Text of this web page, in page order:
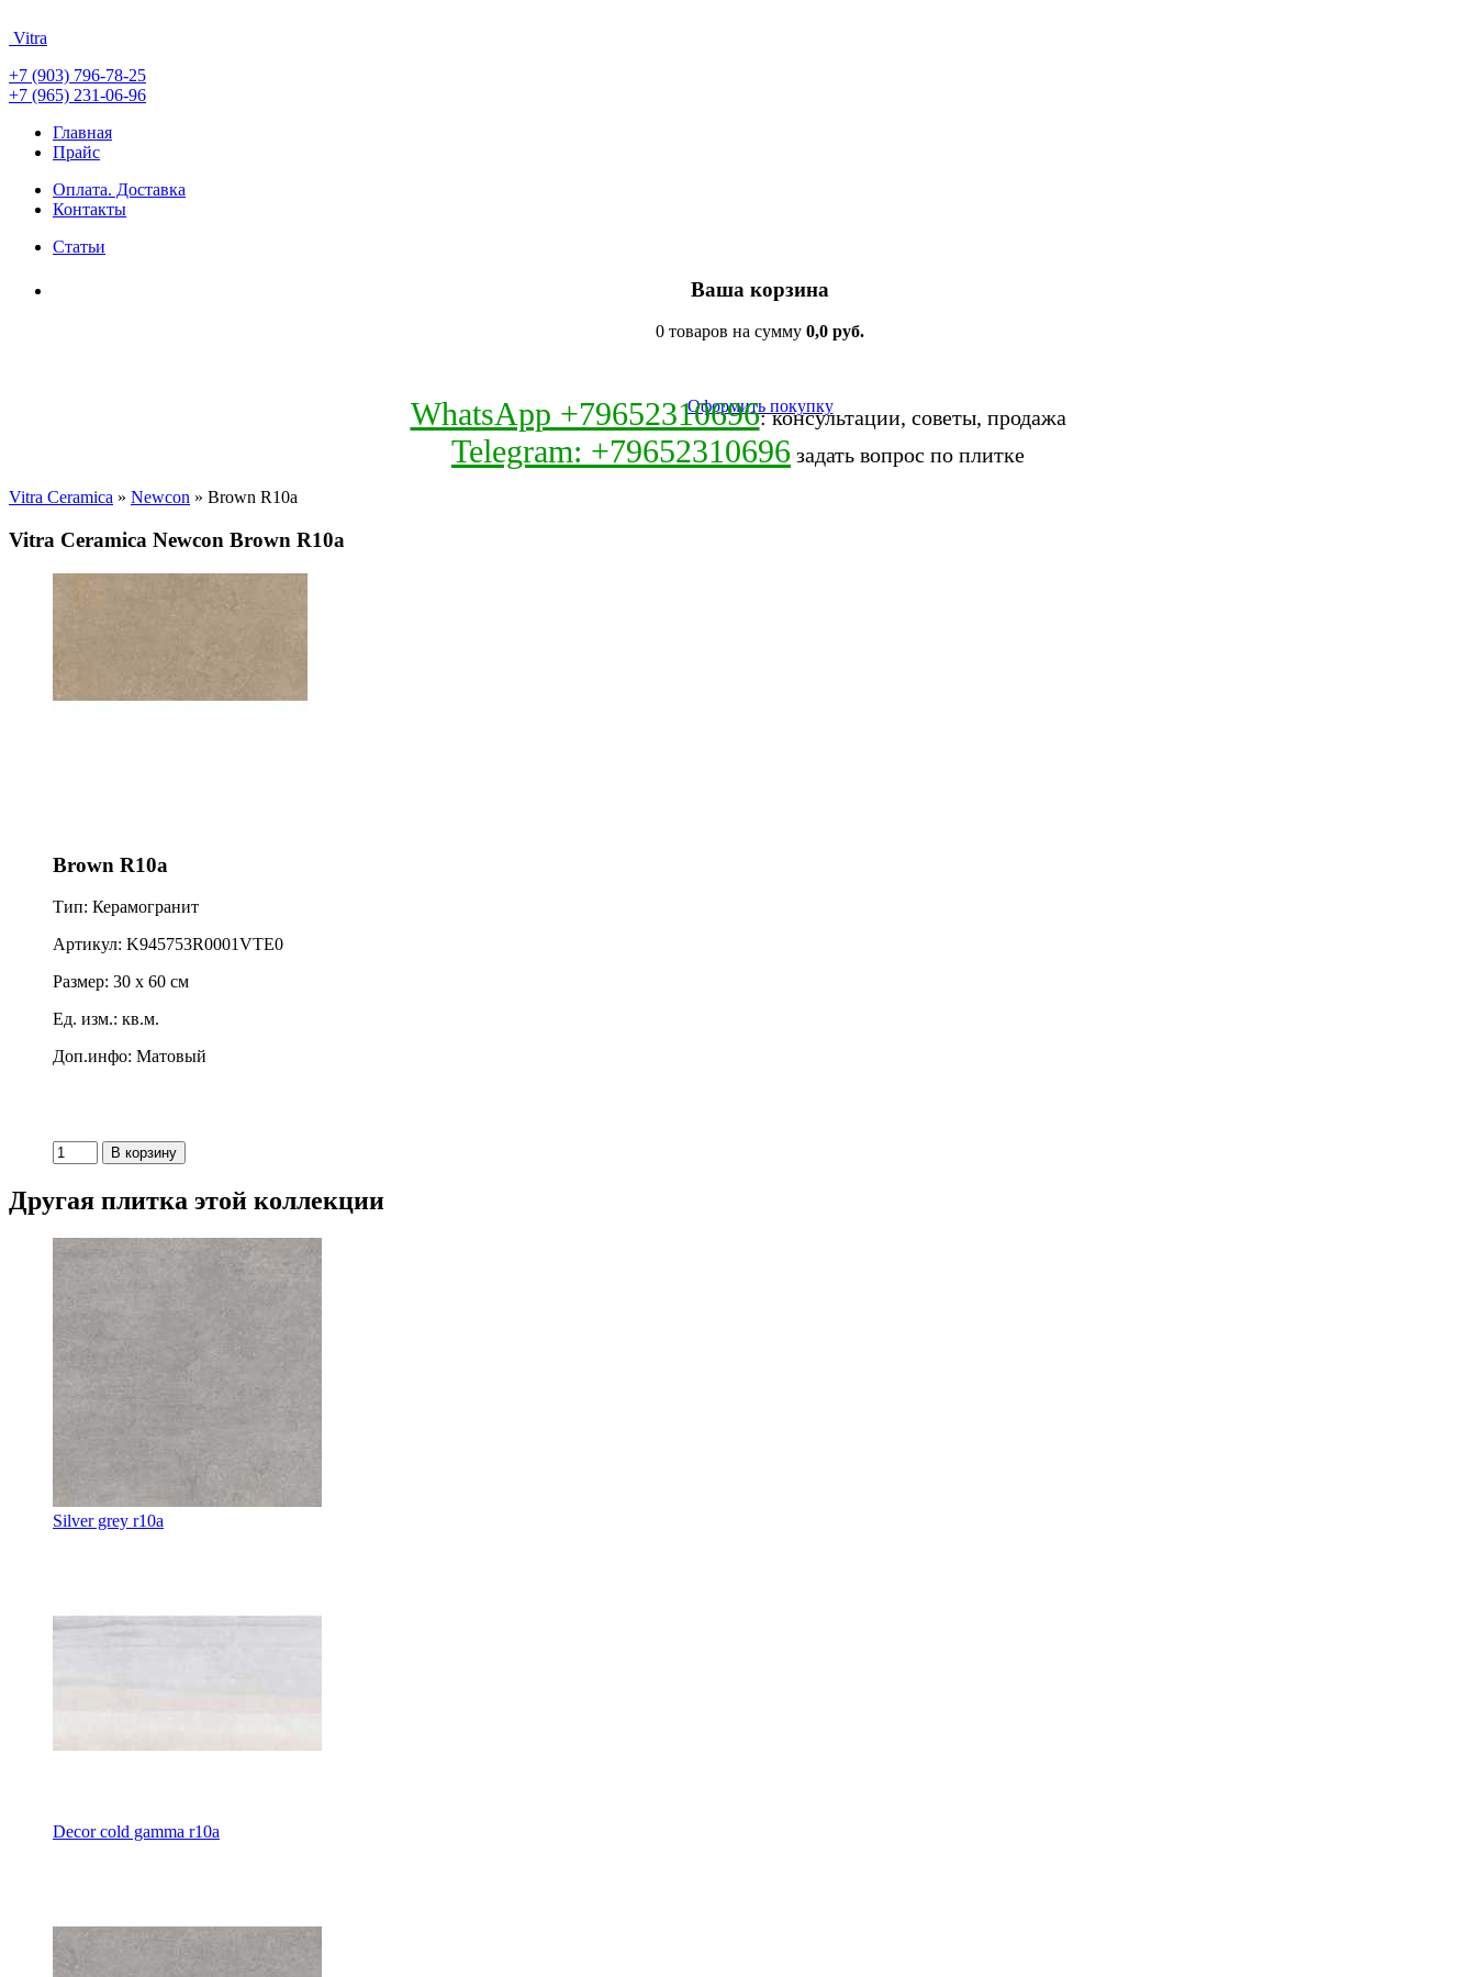
Vitra
+7 (903) 796-78-25
+7 (965) 231-06-96
Главная
Прайс
Оплата. Доставка
Контакты
Статьи
Ваша корзина
0 товаров на сумму 0,0 руб.
Оформить покупку
WhatsApp +79652310696: консультации, советы, продажа
Telegram: +79652310696 задать вопрос по плитке
Vitra Ceramica » Newcon » Brown R10a
Vitra Ceramica Newcon Brown R10a
Brown R10a
Тип: Керамогранит
Артикул: K945753R0001VTE0
Размер: 30 x 60 см
Ед. изм.: кв.м.
Доп.инфо: Матовый
Другая плитка этой коллекции
Silver grey r10a
Decor cold gamma r10a